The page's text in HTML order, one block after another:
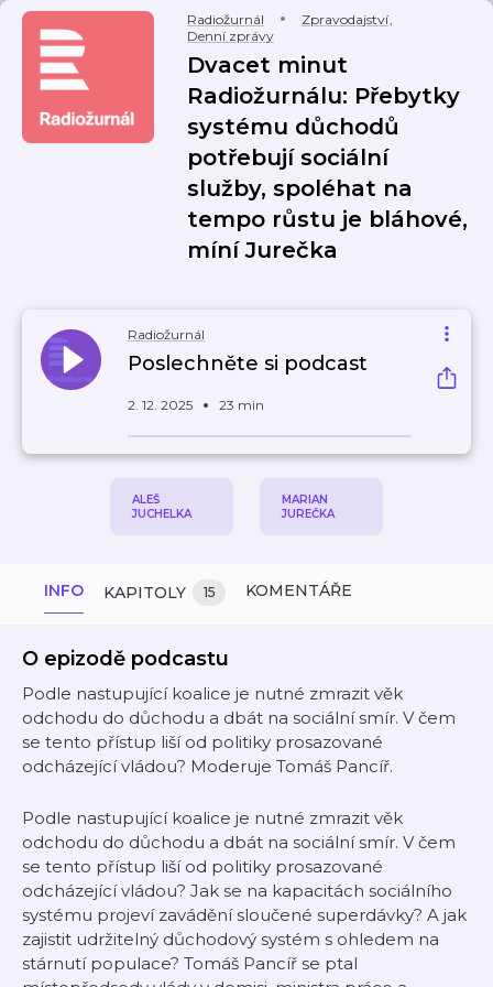
Radiožurnál Zpravodajství,
Denní zprávy
Dvacet minut
Radiožurnálu: Přebytky
systému důchodů
potřebují sociální
služby, spoléhat na
tempo růstu je bláhové,
míní Jurečka
Radiožurnál
Poslechněte si podcast
2. 12. 2025 23 min
ALEŠ
JUCHELKA
MARIAN
JUREČKA
INFO KAPITOLY 15 KOMENTÁŘE
O epizodě podcastu
Podle nastupující koalice je nutné zmrazit věk
odchodu do důchodu a dbát na sociální smír. V čem
se tento přístup liší od politiky prosazované
odcházející vládou? Moderuje Tomáš Pancíř.
Podle nastupující koalice je nutné zmrazit věk
odchodu do důchodu a dbát na sociální smír. V čem
se tento přístup liší od politiky prosazované
odcházející vládou? Jak se na kapacitách sociálního
systému projeví zavádění sloučené superdávky? A jak
zajistit udržitelný důchodový systém s ohledem na
stárnutí populace? Tomáš Pancíř se ptal